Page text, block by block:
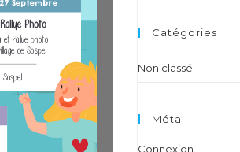
Catégories
Non classé
Méta
Connexion